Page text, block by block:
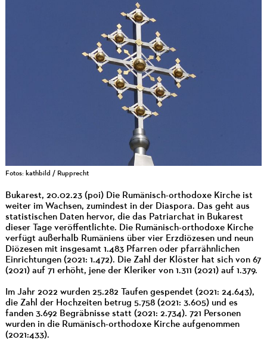
Fotos: kathbild / Rupprecht
Bukarest, 20.02.23 (poi) Die Rumänisch-orthodoxe Kirche ist
weiter im Wachsen, zumindest in der Diaspora. Das geht aus
statistischen Daten hervor, die das Patriarchat in Bukarest
dieser Tage veröffentlichte. Die Rumänisch-orthodoxe Kirche
verfügt außerhalb Rumäniens über vier Erzdiözesen und neun
Diözesen mit insgesamt 1.483 Pfarren oder pfarrähnlichen
Einrichtungen (2021: 1.472). Die Zahl der Klöster hat sich von 67
(2021) auf 71 erhöht, jene der Kleriker von 1.311 (2021) auf 1.379.
Im Jahr 2022 wurden 25.282 Taufen gespendet (2021: 24.643),
die Zahl der Hochzeiten betrug 5.758 (2021: 3.605) und es
fanden 3.692 Begräbnisse statt (2021: 2.734). 721 Personen
wurden in die Rumänisch-orthodoxe Kirche aufgenommen
(2021:433).